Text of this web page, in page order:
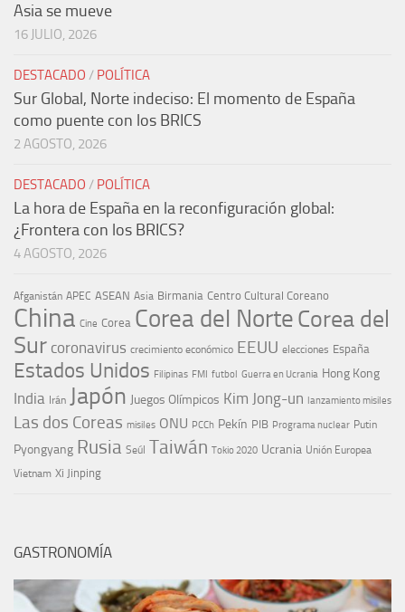
Asia se mueve
16 JULIO, 2026
DESTACADO / POLÍTICA
Sur Global, Norte indeciso: El momento de España
como puente con los BRICS
2 AGOSTO, 2026
DESTACADO / POLÍTICA
La hora de España en la reconfiguración global:
¿Frontera con los BRICS?
4 AGOSTO, 2026
Afganistán APEC ASEAN Asia Birmania Centro Cultural Coreano
China Cine Corea Corea del NorteCorea del
Sur coronavirus crecimiento económico EEUU elecciones España
Estados Unidos Filipinas FMI futbol Guerra en Ucrania Hong Kong
India Irán Japón Juegos Olímpicos Kim Jong-un lanzamiento misiles
Las dos Coreas misiles ONU PCCh Pekín PIB Programa nuclear Putin
Pyongyang Rusia Seúl Taiwán Tokio 2020 Ucrania Unión Europea
Vietnam Xi Jinping
GASTRONOMÍA